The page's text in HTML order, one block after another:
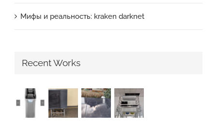
Мифы и реальность: kraken darknet
Recent Works